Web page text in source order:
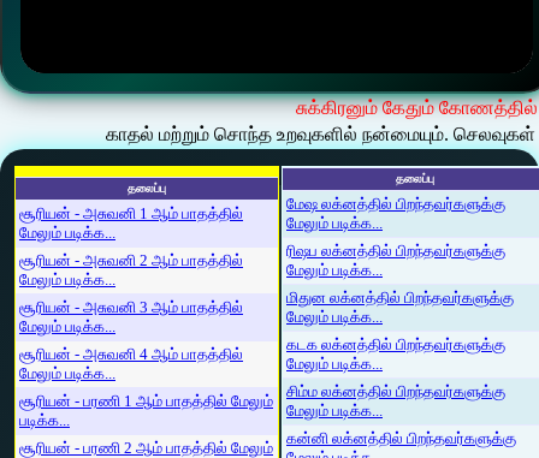
சுக்கிரனும் கேதும்
காதல் மற்றும் சொந்த உறவுகளில் நன்மையும்.
தலைப்பு
சூரியன் - அசுவனி 1 ஆம் பாதத்தில்
மேலும் படிக்க...
சூரியன் - அசுவனி 2 ஆம் பாதத்தில்
மேலும் படிக்க...
சூரியன் - அசுவனி 3 ஆம் பாதத்தில்
மேலும் படிக்க...
சூரியன் - அசுவனி 4 ஆம் பாதத்தில்
மேலும் படிக்க...
சூரியன் - பரணி 1 ஆம் பாதத்தில் மேலும்
படிக்க...
சூரியன் - பரணி 2 ஆம் பாதத்தில் மேலும்
தலைப்பு
மேஷ லக்னத்தில் பிறந்தவர்களுக்கு
மேலும் படிக்க...
ரிஷப லக்னத்தில் பிறந்தவர்களுக்கு
மேலும் படிக்க...
மிதுன லக்னத்தில் பிறந்தவர்களுக்கு
மேலும் படிக்க...
கடக லக்னத்தில் பிறந்தவர்களுக்கு
மேலும் படிக்க...
சிம்ம லக்னத்தில் பிறந்தவர்களுக்கு
மேலும் படிக்க...
கன்னி லக்னத்தில் பிறந்தவர்களுக்கு